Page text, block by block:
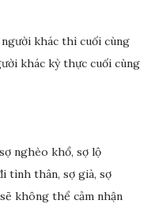
khác thì cuối cùng
khác kỳ thực cuối cùng
nghèo khổ, sợ lộ
tình thân, sợ già, sợ
không thể cảm nhận